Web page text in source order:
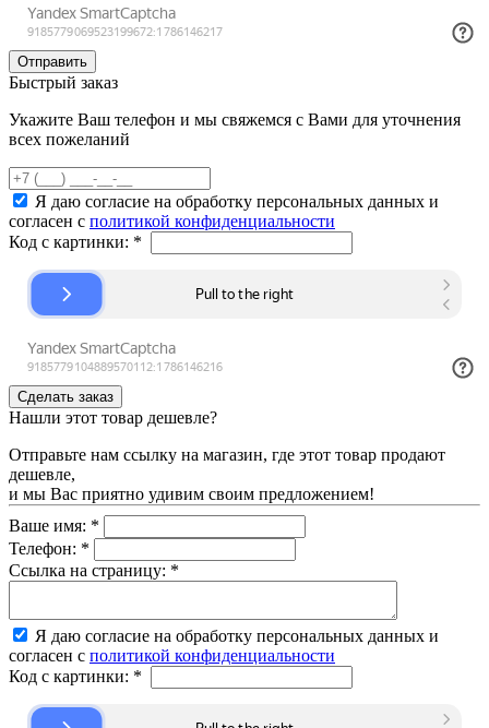
Быстрый заказ
Укажите Ваш телефон и мы свяжемся с Вами для уточнения
всех пожеланий
Я даю согласие на обработку персональных данных и
согласен с политикой конфиденциальности
Код с картинки: *
Нашли этот товар дешевле?
Отправьте нам ссылку на магазин, где этот товар продают
дешевле,
и мы Вас приятно удивим своим предложением!
Ваше имя: *
Телефон: *
Ссылка на страницу: *
Я даю согласие на обработку персональных данных и
согласен с политикой конфиденциальности
Код с картинки: *